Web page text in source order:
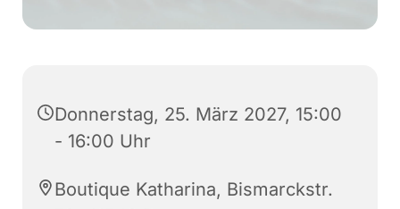
Donnerstag, 25. März 2027, 15:00
- 16:00 Uhr
Boutique Katharina, Bismarckstr.